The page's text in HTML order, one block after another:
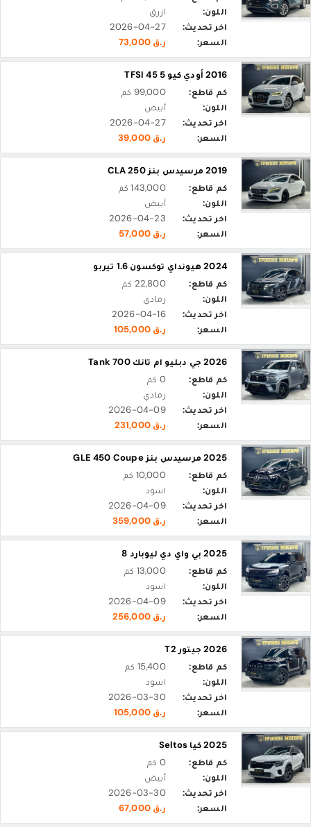
اللون:
ازرق
اخر تحديث:
2026-04-27
السعر:
ر.ق 73,000
2016 أودي كيو 5 45 TFSI
كم قاطع:
99,000 كم
اللون:
أبيض
اخر تحديث:
2026-04-27
السعر:
ر.ق 39,000
2019 مرسيدس بنز CLA 250
كم قاطع:
143,000 كم
اللون:
أبيض
اخر تحديث:
2026-04-23
السعر:
ر.ق 57,000
2024 هيونداي توكسون 1.6 تيربو
كم قاطع:
22,800 كم
اللون:
رمادي
اخر تحديث:
2026-04-16
السعر:
ر.ق 105,000
2026 جي دبليو ام تانك Tank 700
كم قاطع:
0 كم
اللون:
رمادي
اخر تحديث:
2026-04-09
السعر:
ر.ق 231,000
2025 مرسيدس بنز GLE 450 Coupe
كم قاطع:
10,000 كم
اللون:
اسود
اخر تحديث:
2026-04-09
السعر:
ر.ق 359,000
2025 بي واي دي ليوبارد 8
كم قاطع:
13,000 كم
اللون:
اسود
اخر تحديث:
2026-04-09
السعر:
ر.ق 256,000
2026 جيتور T2
كم قاطع:
15,400 كم
اللون:
اسود
اخر تحديث:
2026-03-30
السعر:
ر.ق 105,000
2025 كيا Seltos
كم قاطع:
0 كم
اللون:
أبيض
اخر تحديث:
2026-03-30
السعر:
ر.ق 67,000